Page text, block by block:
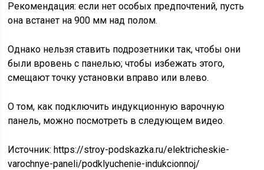
Рекомендация: если нет особых предпочтений, пусть
она встанет на 900 мм над полом.
Однако нельзя ставить подрозетники так, чтобы они
были вровень с панелью; чтобы избежать этого,
смещают точку установки вправо или влево.
О том, как подключить индукционную варочную
панель, можно посмотреть в следующем видео.
Источник:https://stroy-podskazka.ru/elektricheskie-
varochnye-paneli/podklyuchenie-indukcionnoj/